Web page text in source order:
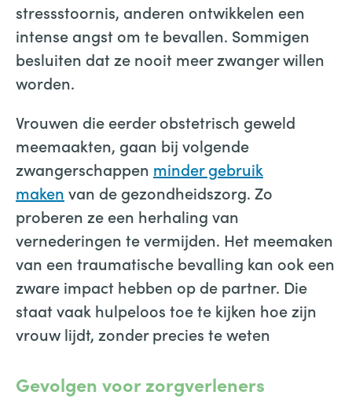
stressstoornis, anderen ontwikkelen een
intense angst om te bevallen. Sommigen
besluiten dat ze nooit meer zwanger willen
worden.
Vrouwen die eerder obstetrisch geweld
meemaakten, gaan bij volgende
zwangerschappen minder gebruik
maken van de gezondheidszorg. Zo
proberen ze een herhaling van
vernederingen te vermijden. Het meemaken
van een traumatische bevalling kan ook een
zware impact hebben op de partner. Die
staat vaak hulpeloos toe te kijken hoe zijn
vrouw lijdt, zonder precies te weten
Gevolgen voor zorgverleners